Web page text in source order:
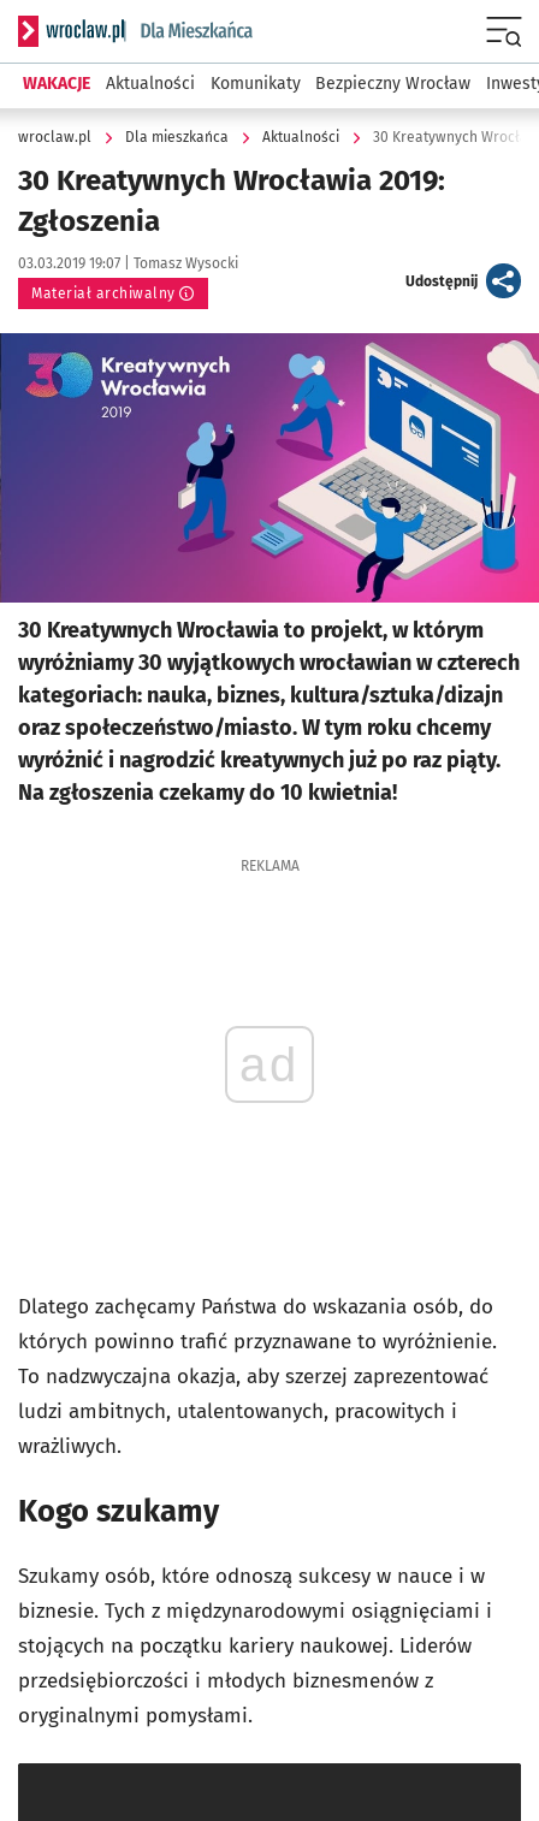
Serwis informacyjny wroclaw.pl podserwis: Dla mieszkańca
WAKACJE Aktualności Komunikaty Bezpieczny Wrocław
wroclaw.pl Dla mieszkańca Aktualności 30 Kreatywnych
30 Kreatywnych Wrocławia 2019:
Zgłoszenia
Data publikacji:
03.03.2019 19:07 | Autor:
Tomasz Wysocki
Materiał archiwalny
Udostępnijartykuł
Kliknij, aby powiększyć
30 Kreatywnych Wrocławia to projekt, w którym
wyróżniamy 30 wyjątkowych wrocławian w czterech
kategoriach: nauka, biznes, kultura/sztuka/dizajn
oraz społeczeństwo/miasto. W tym roku chcemy
wyróżnić i nagrodzić kreatywnych już po raz piąty.
Na zgłoszenia czekamy do 10 kwietnia!
REKLAMA
ad
Dlatego zachęcamy Państwa do wskazania osób, do
których powinno trafić przyznawane to wyróżnienie.
To nadzwyczajna okazja, aby szerzej zaprezentować
ludzi ambitnych, utalentowanych, pracowitych i
wrażliwych.
Kogo szukamy
Szukamy osób, które odnoszą sukcesy w nauce i w
biznesie. Tych z międzynarodowymi osiągnięciami i
stojących na początku kariery naukowej. Liderów
przedsiębiorczości i młodych biznesmenów z
oryginalnymi pomysłami.